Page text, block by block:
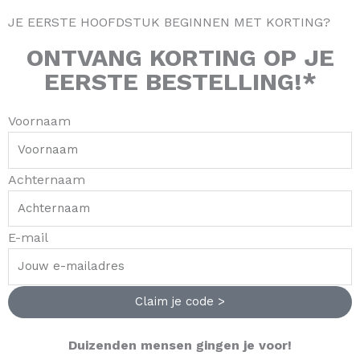
JE EERSTE HOOFDSTUK BEGINNEN MET KORTING?
ONTVANG KORTING OP JE
EERSTE BESTELLING!*
Voornaam
Achternaam
E-mail
Claim je code >
Duizenden mensen gingen je voor!